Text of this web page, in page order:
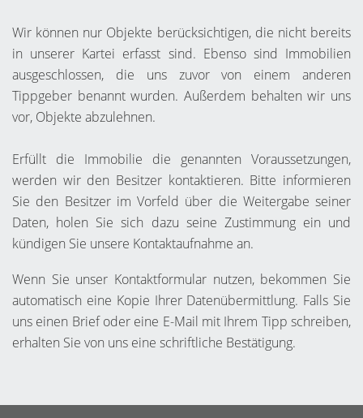
Wir können nur Objekte berücksichtigen, die nicht bereits
in unserer Kartei erfasst sind. Ebenso sind Immobilien
ausgeschlossen, die uns zuvor von einem anderen
Tippgeber benannt wurden. Außerdem behalten wir uns
vor, Objekte abzulehnen.
Erfüllt die Immobilie die genannten Voraussetzungen,
werden wir den Besitzer kontaktieren. Bitte informieren
Sie den Besitzer im Vorfeld über die Weitergabe seiner
Daten, holen Sie sich dazu seine Zustimmung ein und
kündigen Sie unsere Kontaktaufnahme an.
Wenn Sie unser Kontaktformular nutzen, bekommen Sie
automatisch eine Kopie Ihrer Datenübermittlung. Falls Sie
uns einen Brief oder eine E-Mail mit Ihrem Tipp schreiben,
erhalten Sie von uns eine schriftliche Bestätigung.